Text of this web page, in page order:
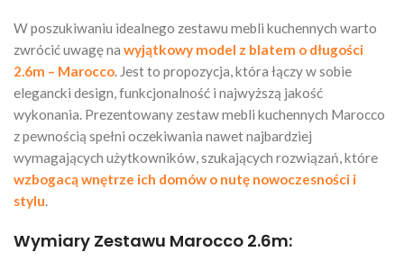
W poszukiwaniu idealnego zestawu mebli kuchennych warto
zwrócić uwagę na wyjątkowy model z blatem o długości
2.6m – Marocco. Jest to propozycja, która łączy w sobie
elegancki design, funkcjonalność i najwyższą jakość
wykonania. Prezentowany zestaw mebli kuchennych Marocco
z pewnością spełni oczekiwania nawet najbardziej
wymagających użytkowników, szukających rozwiązań, które
wzbogacą wnętrze ich domów o nutę nowoczesności i
stylu.
Wymiary Zestawu Marocco 2.6m: